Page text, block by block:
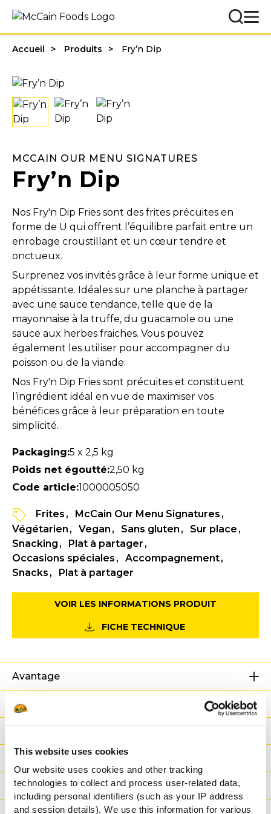
This website uses cookies
Our website uses cookies and other tracking
technologies to collect and process user-related data,
including personal identifiers (such as your IP address
and session details). We use this information for various
Accueil Produits Fry’n Dip
MCCAIN OUR MENU SIGNATURES
Fry’n Dip
Nos Fry'n Dip Fries sont des frites précuites en
forme de U qui offrent l’équilibre parfait entre un
enrobage croustillant et un cœur tendre et
onctueux.
Surprenez vos invités grâce à leur forme unique et
appétissante. Idéales sur une planche à partager
avec une sauce tendance, telle que de la
mayonnaise à la truffe, du guacamole ou une
sauce aux herbes fraiches. Vous pouvez
également les utiliser pour accompagner du
poisson ou de la viande.
Nos Fry'n Dip Fries sont précuites et constituent
l’ingrédient idéal en vue de maximiser vos
bénéfices grâce à leur préparation en toute
simplicité.
Packaging:5 x 2,5 kg
Poids net égoutté:2,50 kg
Code article:1000005050
Frites
McCain Our Menu Signatures
Végétarien
Vegan Sans gluten
Sur place
Snacking
Plat à partager
Occasions spéciales
Accompagnement
Snacks
Plat à partager
VOIR LES INFORMATIONS PRODUIT
FICHE TECHNIQUE
Avantage
Nutritionnelles
Poids / Transport
Modes de cuisson